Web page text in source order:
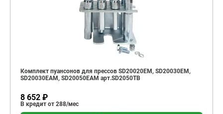
Комплект пуансонов для прессов SD20020EM, SD20030EM,
SD20030EAM, SD20050EAM арт.SD2050TB
8 652 ₽
В кредит от 288/мес